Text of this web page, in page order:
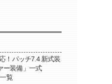
！パッチ7.4 新式装
ー装備」一式
覧